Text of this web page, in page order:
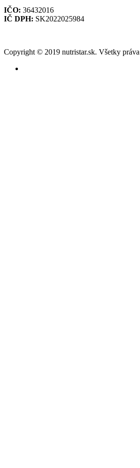
IČO: 36432016
IČ DPH: SK2022025984
Copyright © 2019 nutristar.sk. Všetky